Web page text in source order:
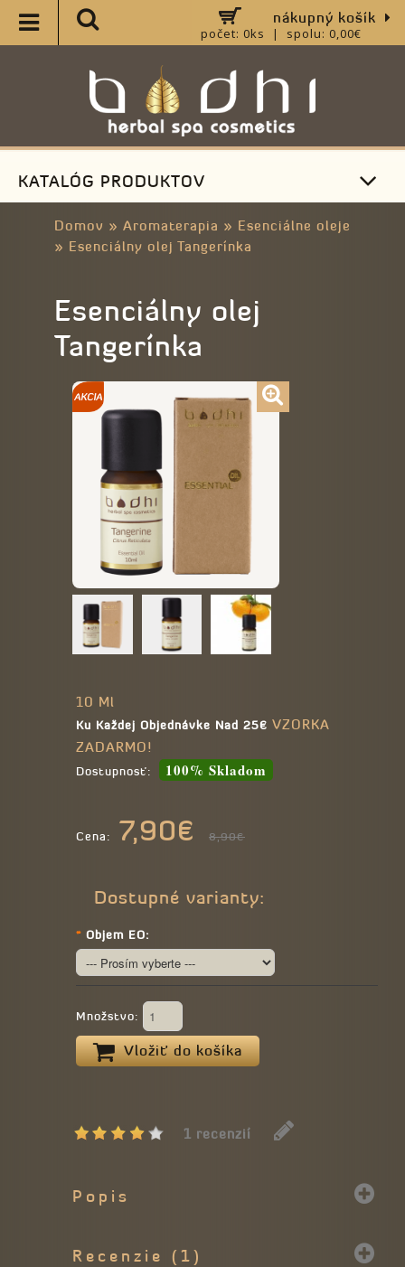
nákupný košík
počet: 0ks | spolu: 0,00€
KATALÓG PRODUKTOV
Domov » Aromaterapia » Esenciálne oleje
» Esenciálny olej Tangerínka
Esenciálny olej
Tangerínka
10 Ml
Ku Každej Objednávke Nad 25€ VZORKA
ZADARMO!
Dostupnosť: 100% Skladom
Cena: 7,90€ 8,90€
Dostupné varianty:
* Objem EO:
Množstvo:
Vložiť do košíka
1 recenzií
Popis
Recenzie (1)